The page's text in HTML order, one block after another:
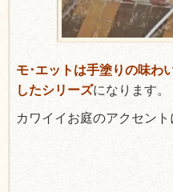
モ･エットは手塗りの味わ
したシリーズになります。
カワイイお庭のアクセン